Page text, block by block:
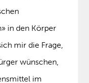
in den Körper
mir die Frage,
wünschen,
im